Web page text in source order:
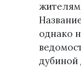
однако
дубиной